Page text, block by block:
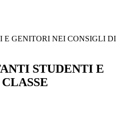
E GENITORI NEI CONSIGLI DI
STUDENTI E